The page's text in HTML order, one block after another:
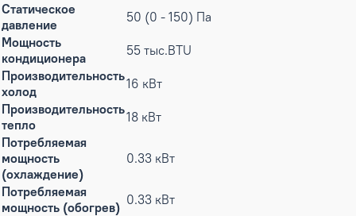
Статическое
давление
50 (0 - 150) Па
Мощность
кондиционера
55 тыс.BTU
Производительность
холод
16 кВт
Производительность
тепло
18 кВт
Потребляемая
мощность
(охлаждение)
0.33 кВт
Потребляемая
мощность (обогрев) 0.33 кВт